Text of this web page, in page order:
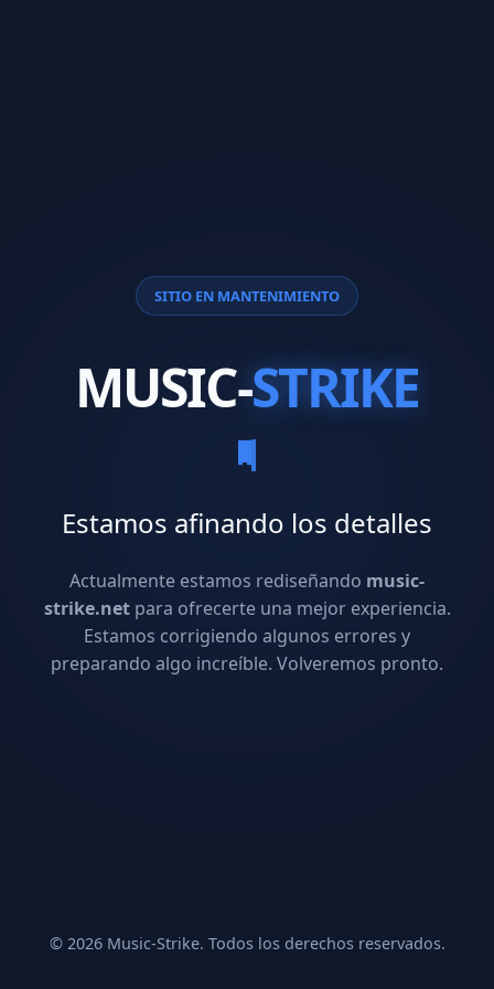
SITIO EN MANTENIMIENTO
MUSIC-STRIKE
Estamos afinando los detalles
Actualmente estamos rediseñando music-
strike.netpara ofrecerte una mejor experiencia.
Estamos corrigiendo algunos errores y
preparando algo increíble. Volveremos pronto.
© 2026 Music-Strike. Todos los derechos reservados.